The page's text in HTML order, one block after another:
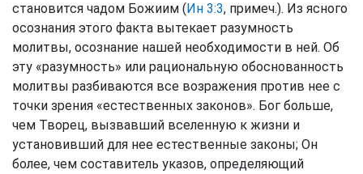
становится чадом Божиим (Ин 3:3, примеч.). Из ясного
осознания этого факта вытекает разумность
молитвы, осознание нашей необходимости в ней. Об
эту «разумность» или рациональную обоснованность
молитвы разбиваются все возражения против нее с
точки зрения «естественных законов». Бог больше,
чем Творец, вызвавший вселенную к жизни и
установивший для нее естественные законы; Он
более, чем составитель указов, определяющий